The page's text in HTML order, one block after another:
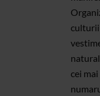
culturii
cei